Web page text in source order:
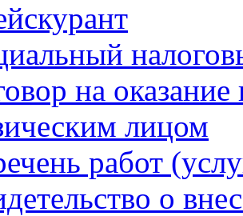
на
лицом
работ
о